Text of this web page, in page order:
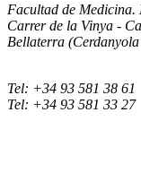
Facultad de Medicina.
Carrer de la Vinya -
Bellaterra (Cerdanyola
Tel: +34 93 581 38 61
Tel: +34 93 581 33 27